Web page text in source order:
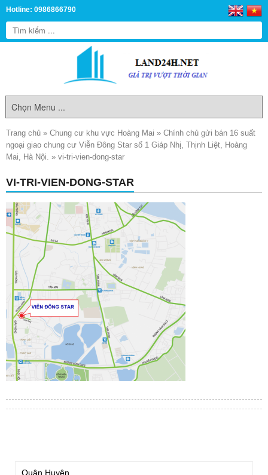
Hotline: 0986866790
Trang chủ » Chung cư khu vực Hoàng Mai » Chính chủ gửi bán 16 suất
ngoại giao chung cư Viễn Đông Star số 1 Giáp Nhị, Thịnh Liệt, Hoàng
Mai, Hà Nội. » vi-tri-vien-dong-star
VI-TRI-VIEN-DONG-STAR